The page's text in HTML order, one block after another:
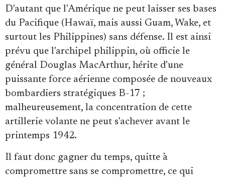
D'autant que l'Amérique ne peut laisser ses bases
du Pacifique (Hawaï, mais aussi Guam, Wake, et
surtout les Philippines) sans défense. Il est ainsi
prévu que l'archipel philippin, où officie le
général Douglas MacArthur, hérite d'une
puissante force aérienne composée de nouveaux
bombardiers stratégiques B-17 ;
malheureusement, la concentration de cette
artillerie volante ne peut s'achever avant le
printemps 1942.
Il faut donc gagner du temps, quitte à
compromettre sans se compromettre, ce qui